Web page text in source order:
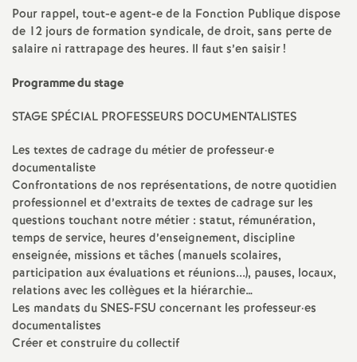
g
n
e
m
e
n
t
s
Pour rappel, tout-e agent-e de la Fonction Publique dispose
de 12 jours de formation syndicale, de droit, sans perte de
salaire ni rattrapage des heures. Il faut s’en saisir!
Programme du stage
STAGE SPÉCIAL PROFESSEURS DOCUMENTALISTES
Les textes de cadrage du métier de professeur·e
documentaliste
Confrontations de nos représentations, de notre quotidien
professionnel et d’extraits de textes de cadrage sur les
questions touchant notre métier : statut, rémunération,
temps de service, heures d’enseignement, discipline
enseignée, missions et tâches (manuels scolaires,
participation aux évaluations et réunions...), pauses, locaux,
relations avec les collègues et la hiérarchie…
Les mandats duSNES-FSU concernant les professeur·es
documentalistes
Créer et construire du collectif